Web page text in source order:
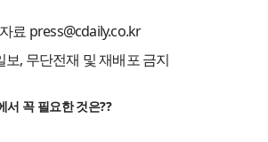
료 press@cdaily.co.kr
, 무단전재 및 재배포 금지
꼭 필요한 것은??